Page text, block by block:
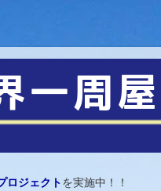
ロジェクト を実施中！！